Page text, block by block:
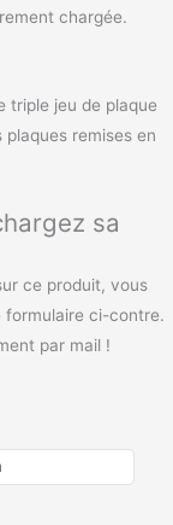
chargée.
triple jeu de plaque
remises en
sa
ce produit, vous
ci-contre.
par mail !